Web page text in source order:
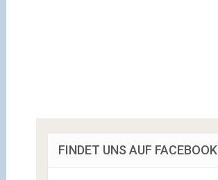
FINDET UNS AUF FACEBOOK